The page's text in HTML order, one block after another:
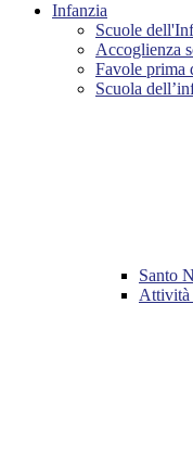
Infanzia
Scuole
Accoglienza
Favole prima
Scuola
Santo
Attività